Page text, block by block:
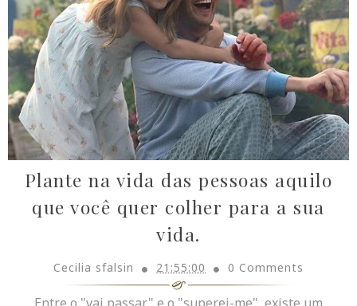
Plante na vida das pessoas aquilo
que você quer colher para a sua
vida.
Cecilia sfalsin 21:55:00 0 Comments